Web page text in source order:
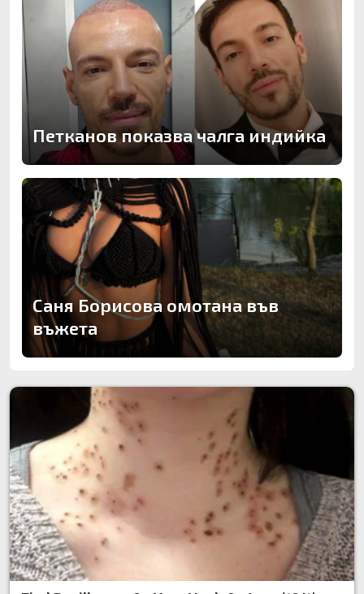
Петканов показва чалга индийка
Саня Борисова омотана във
въжета